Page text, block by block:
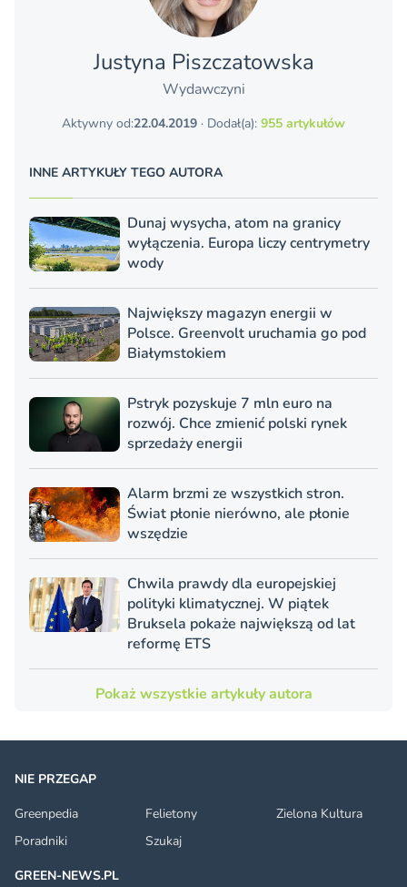
Justyna Piszczatowska
Wydawczyni
Aktywny od:22.04.2019 · Dodał(a): 955 artykułów
INNE ARTYKUŁY TEGO AUTORA
Dunaj wysycha, atom na granicy
wyłączenia. Europa liczy centrymetry
wody
Największy magazyn energii w
Polsce. Greenvolt uruchamia go pod
Białymstokiem
Pstryk pozyskuje 7 mln euro na
rozwój. Chce zmienić polski rynek
sprzedaży energii
Alarm brzmi ze wszystkich stron.
Świat płonie nierówno, ale płonie
wszędzie
Chwila prawdy dla europejskiej
polityki klimatycznej. W piątek
Bruksela pokaże największą od lat
reformę ETS
Pokaż wszystkie artykuły autora
NIE PRZEGAP
Greenpedia
Felietony
Zielona Kultura
Poradniki
Szukaj
GREEN-NEWS.PL